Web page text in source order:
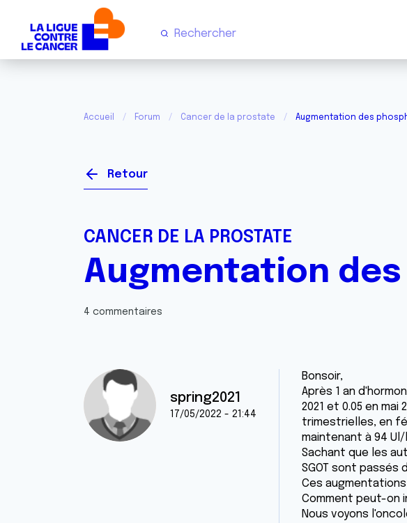
Accueil Forum Cancer de la prostate Augmentation des
Retour
CANCER DE LA PROSTATE
Augmentation
4 commentaires
spring2021
17/05/2022 - 21:44
Bonsoir,
Après 1 an
2021 et 0.05 en
trimestrielles, en
maintenant à 94 Ul/
Sachant que les
SGOT sont passés
Ces
Comment peut-on
Nous voyons